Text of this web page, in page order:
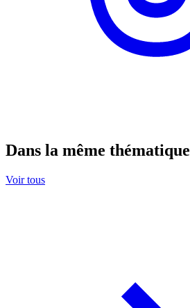
Dans la même thématique
Voir tous